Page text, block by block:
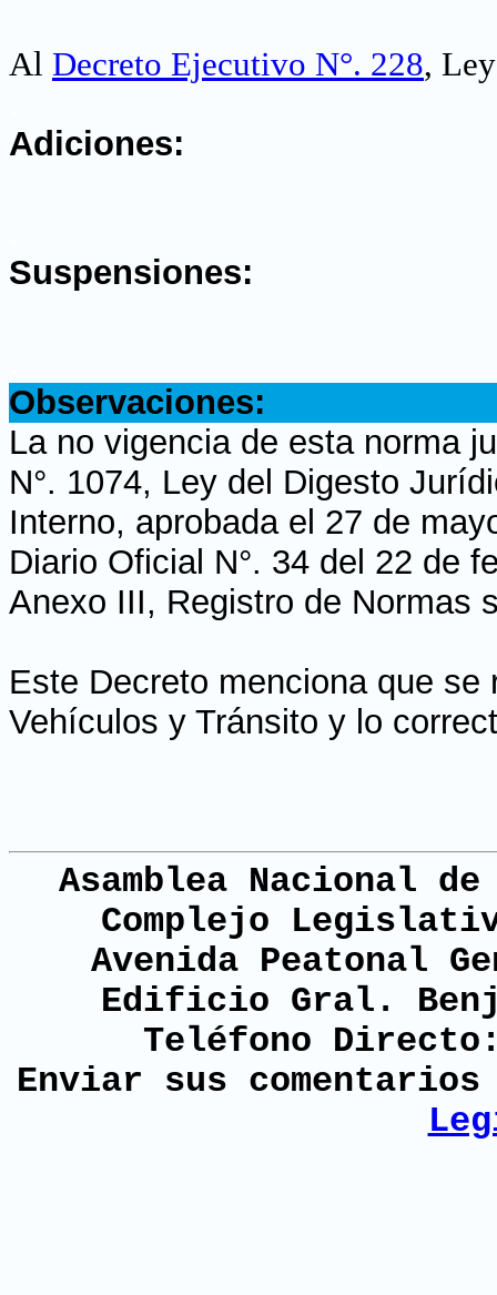
Al Decreto Ejecutivo N°. 228,
Adiciones:
Suspensiones:
Observaciones:
La no vigencia de esta norma
N°. 1074, Ley del Digesto
Interno, aprobada el 27 de
Diario Oficial N°. 34 del 22 de
Anexo III, Registro de Normas
Este Decreto menciona que
Vehículos y Tránsito y lo
Asamblea Nacional
Complejo
Avenida Peatonal
Edificio Gral.
Teléfono
Enviar sus